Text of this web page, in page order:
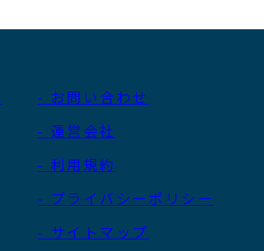
- お問い合わせ
- 運営会社
- 利用規約
- プライバシーポリシー
- サイトマップ